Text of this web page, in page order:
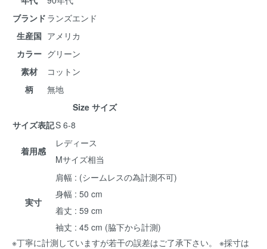
ブランド ランズエンド
生産国 アメリカ
カラー グリーン
素材
コットン
柄
無地
Size サイズ
サイズ表記S 6-8
着用感
レディース
Mサイズ相当
実寸
肩幅 : (シームレスの為計測不可)
身幅 : 50 cm
着丈 : 59 cm
袖丈 : 45 cm (脇下から計測)
※丁寧に計測していますが若干の誤差はご了承下さい。 ※採寸は